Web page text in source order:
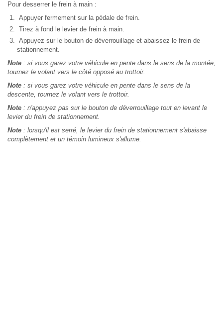
Pour desserrer le frein à main :
Appuyer fermement sur la pédale de frein.
Tirez à fond le levier de frein à main.
Appuyez sur le bouton de déverrouillage et abaissez le frein de
stationnement.
Note : si vous garez votre véhicule en pente dans le sens de la montée,
tournez le volant vers le côté opposé au trottoir.
Note : si vous garez votre véhicule en pente dans le sens de la
descente, tournez le volant vers le trottoir.
Note : n'appuyez pas sur le bouton de déverrouillage tout en levant le
levier du frein de stationnement.
Note : lorsqu'il est serré, le levier du frein de stationnement s'abaisse
complètement et un témoin lumineux s'allume.